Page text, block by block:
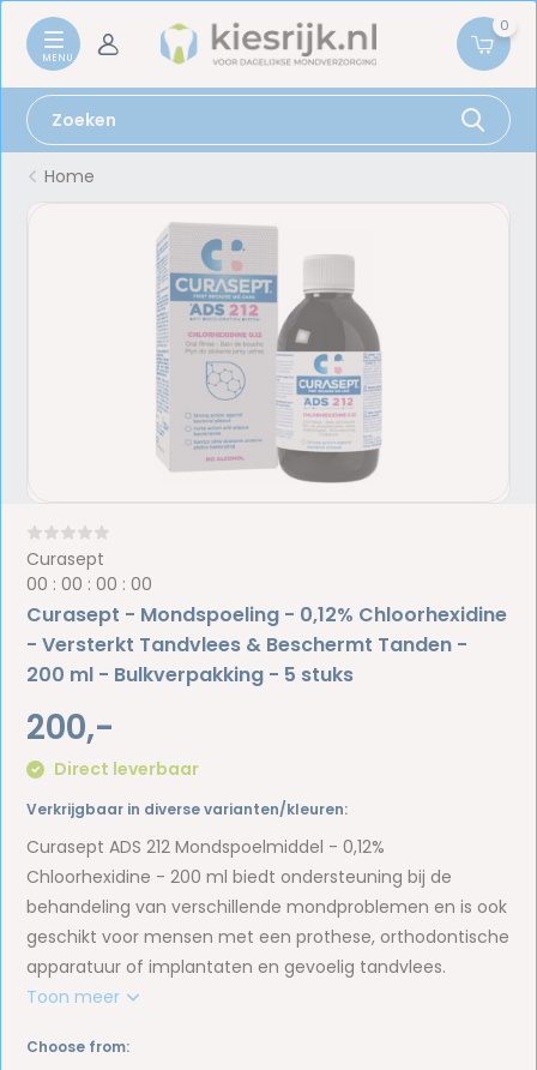
0
Home
Curasept
00 :00 :00 :00
Curasept - Mondspoeling - 0,12% Chloorhexidine
- Versterkt Tandvlees & Beschermt Tanden -
200 ml - Bulkverpakking - 5 stuks
200,-
Direct leverbaar
Verkrijgbaar in diverse varianten/kleuren:
Curasept ADS 212 Mondspoelmiddel - 0,12%
Chloorhexidine - 200 ml biedt ondersteuning bij de
behandeling van verschillende mondproblemen en is ook
geschikt voor mensen met een prothese, orthodontische
apparatuur of implantaten en gevoelig tandvlees.
Toon meer
Choose from: